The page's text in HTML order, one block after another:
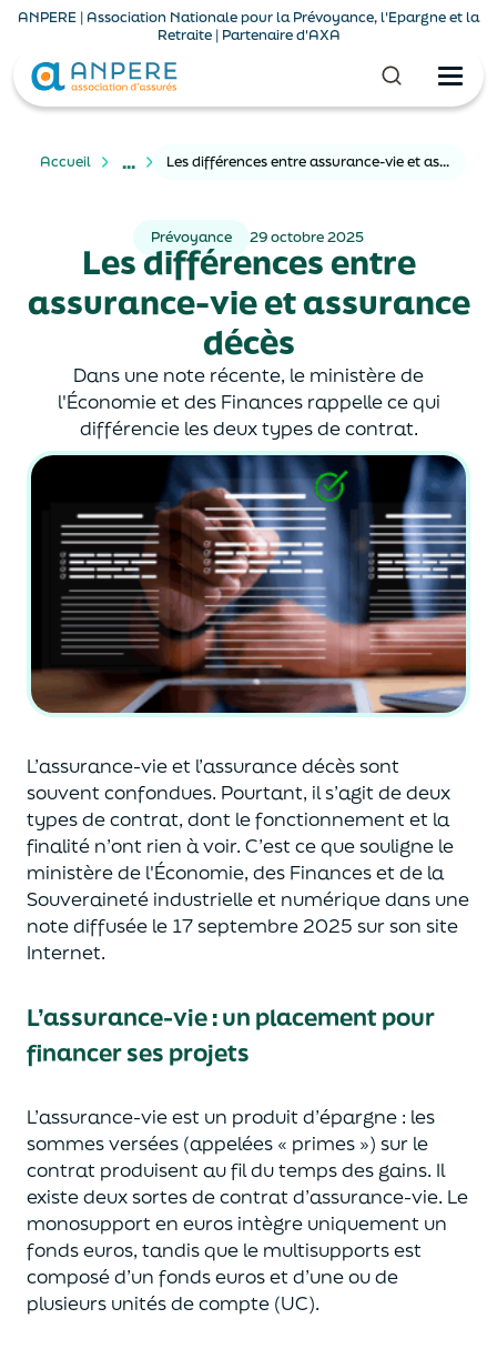
ANPERE | Association Nationale pour la Prévoyance, l'Epargne et la
Retraite | Partenaire d'AXA
Accueil ... Les différences entre assurance-vie et assurance décès
Prévoyance 29 octobre 2025
Les différences entre
assurance-vie et assurance
décès
Dans une note récente, le ministère de
l'Économie et des Finances rappelle ce qui
différencie les deux types de contrat.
L’assurance-vie et l’assurance décès sont
souventconfondues. Pourtant, il s’agit de deux
types de contrat, dont le fonctionnement et la
finalité n’ont rien à voir. C’est ce que souligne le
ministère de l'Économie, des Financeset de la
Souveraineté industrielle et numériquedans une
note diffusée le 17 septembre 2025 sur son site
Internet.
L’assurance-vie : un placement pour
financer ses projets
L’assurance-vie est un produit d’épargne : les
sommes versées (appelées « primes ») sur le
contrat produisent au fil du temps des gains. Il
existe deux sortesde contrat d’assurance-vie. Le
monosupport en euros intègre uniquement un
fonds euros, tandis que le multisupports est
composé d’un fonds euros et d’une ou de
plusieurs unités de compte (UC).